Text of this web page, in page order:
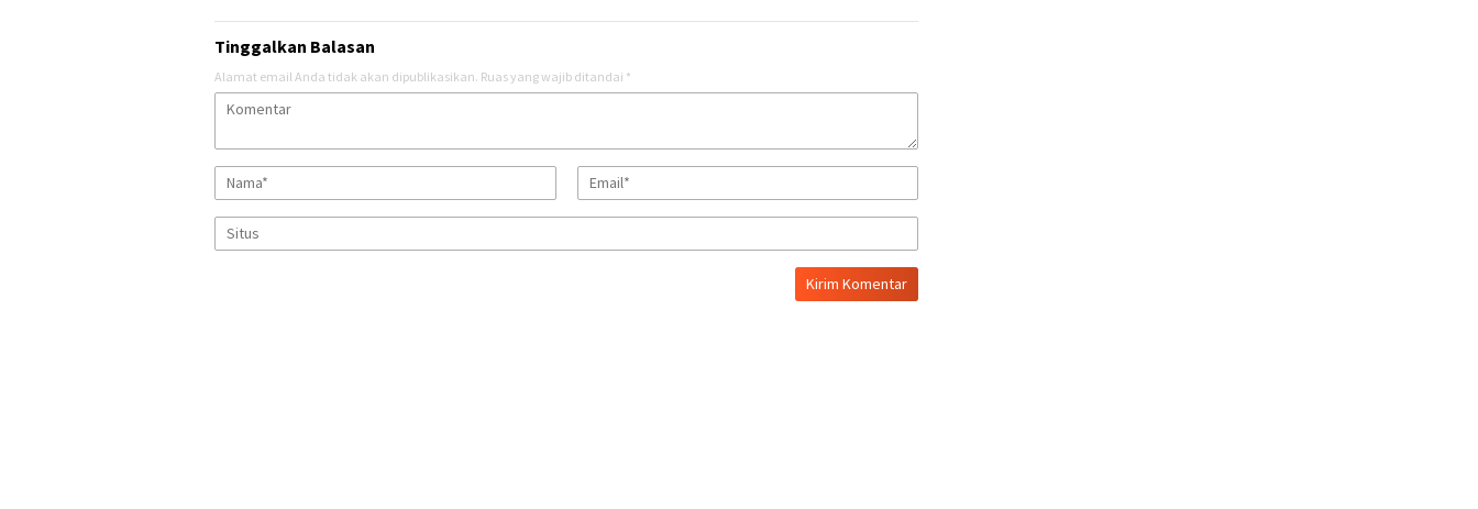
Tinggalkan Balasan
Alamat email Anda tidak akan dipublikasikan. Ruas yang wajib ditandai *